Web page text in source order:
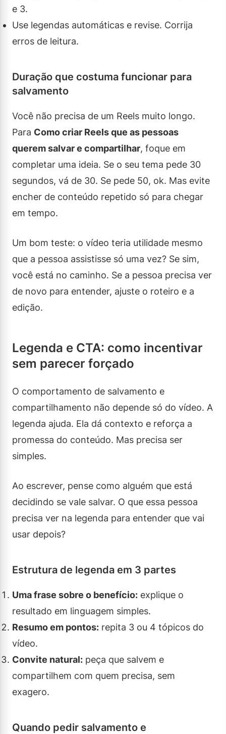
e 3.
Use legendas automáticas e revise. Corrija
erros de leitura.
Duração que costuma funcionar para
salvamento
Você não precisa de um Reels muito longo.
Para Como criar Reels que as pessoas
querem salvar e compartilhar, foque em
completar uma ideia. Se o seu tema pede 30
segundos, vá de 30. Se pede 50, ok. Mas evite
encher de conteúdo repetido só para chegar
em tempo.
Um bom teste: o vídeo teria utilidade mesmo
que a pessoa assistisse só uma vez? Se sim,
você está no caminho. Se a pessoa precisa ver
de novo para entender, ajuste o roteiro e a
edição.
Legenda e CTA: como incentivar
sem parecer forçado
O comportamento de salvamento e
compartilhamento não depende só do vídeo. A
legenda ajuda. Ela dá contexto e reforça a
promessa do conteúdo. Mas precisa ser
simples.
Ao escrever, pense como alguém que está
decidindo se vale salvar. O que essa pessoa
precisa ver na legenda para entender que vai
usar depois?
Estrutura de legenda em 3 partes
Uma frase sobre o benefício: explique o
resultado em linguagem simples.
Resumo em pontos: repita 3 ou 4 tópicos do
vídeo.
Convite natural: peça que salvem e
compartilhem com quem precisa, sem
exagero.
Quando pedir salvamento e